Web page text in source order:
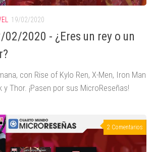
19/02/2020
02/2020 - ¿Eres un rey o un
con Rise of Kylo Ren, X-Men, Iron Man
Thor. ¡Pasen por sus MicroReseñas!
2 Comentarios